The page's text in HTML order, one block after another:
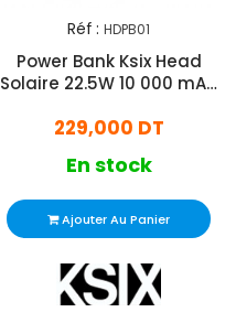
Réf : HDPB01
Power Bank Ksix Head
Solaire 22.5W 10 000 mAh
229,000 DT
En stock
Ajouter Au Panier